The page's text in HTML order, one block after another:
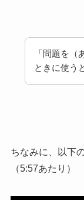
「問題を（
ときに使う
ちなみに、以下
（5:57あたり）